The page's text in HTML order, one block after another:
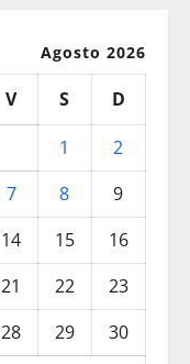
Agosto 2026
V S
D
1
2
7 8
9
14 15
16
21 22
23
28 29
30